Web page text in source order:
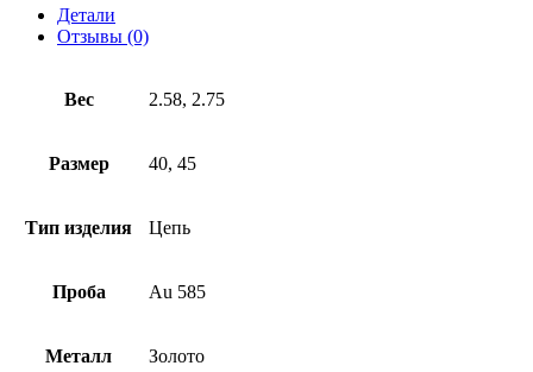
пробы
Детали
Отзывы (0)
Вес 2.58, 2.75
Размер 40, 45
Тип изделия Цепь
Проба Au 585
Металл Золото